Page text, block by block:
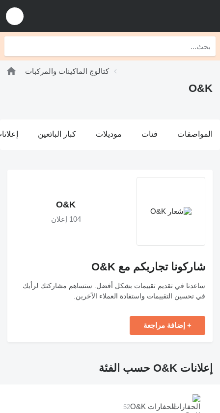
كتالوج الماكينات والمركبات
O&K
المواصفات فئات موديلات كبار البائعين
O&K
104 إعلان
شاركونا تجاربكم مع O&K
ساعدنا في تقديم تقييمات بشكل أفضل. ستساهم مشاركتك لرأيك
في تحسين التقييمات واستفادة العملاء الآخرين.
+ إضافة مراجعة
إعلانات O&K حسب الفئة
الحفارات O&K 52